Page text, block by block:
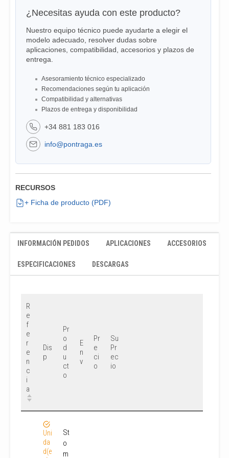
¿Necesitas ayuda con este producto?
Nuestro equipo técnico puede ayudarte a elegir el
modelo adecuado, resolver dudas sobre
aplicaciones, compatibilidad, accesorios y plazos de
entrega.
Asesoramiento técnico especializado
Recomendaciones según tu aplicación
Compatibilidad y alternativas
Plazos de entrega y disponibilidad
+34 881 183 016
info@pontraga.es
RECURSOS
+ Ficha de producto (PDF)
INFORMACIÓN PEDIDOS APLICACIONES ACCESORIOS
ESPECIFICACIONES DESCARGAS
R
e
f
e
r
e
n
c
i
a
Dis
p
Pr
o
d
u
ct
o
E
n
v
Pr
e
ci
o
Su
Pr
ec
io
Uni
da
d(e
St
o
m